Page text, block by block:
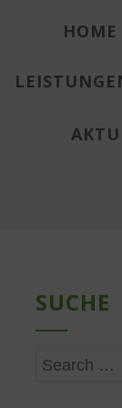
HOME
SUCHE